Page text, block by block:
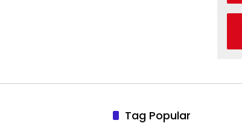
Tag Popular